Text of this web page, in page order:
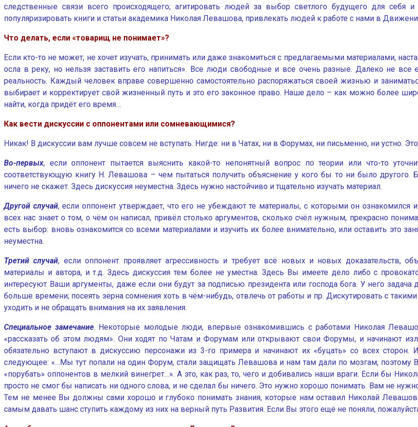
следственные связи всего происходящего; агитировать людей за выбор светлого будущего для
популяризировать книги и статьи академика Николая Левашова, привлекать людей к работе с нами в
Что делать, если «товарищ не понимает»?
Если кто-то не может, не хочет изучать, принимать или даже знакомиться с предлагаемыми материалами,
осла в реку, но нельзя заставить его напиться». Все люди свободные и все очень разные. Далеко не все
реальность. Каждый человек вправе совершенно самостоятельно распоряжаться своей жизнью и
выбирает и корректирует свой жизненный путь и это его законное право. Наше дело – как можно более
найти, когда придёт его время…
Как вести дискуссии с оппонентами или сомневающимися?
Никак! В дискуссии вам лучше совсем не вступать. Нигде: ни в Чатах, ни в Форумах, ни письменно, ни устно.
Во-первых, если оппонент пытается выяснить какой-то непонятный вопрос по теории или что-то
соответствующую книгу Н. Левашова – чем пытаться получить объяснение у кого бы то ни было
ничего не скажет. Здесь дискуссия неуместна. Здесь нужно настойчиво и тщательно изучать материал.
Другой случай, если оппонент утверждает, что его не убеждают те материалы, с которыми он
всех нас знает о том, о чём он написал, привёл столько аргументов, сколько счёл нужным, прекрасно
есть выбор: вновь ознакомится со всеми материалами и изучить их более внимательно, или оставить это
неуместна.
Третий случай, если оппонент проявляет агрессивность и требует всё новых и новых доказательств,
материалы и автора, и т.д. Здесь дискуссия тем более не уместна. Здесь Вы имеете дело либо с
интересуют Ваши аргументы, даже если они будут за подписью президента или господа бога. У него
больше времени; посеять зёрна сомнения хоть в чём-нибудь, отвлечь от работы и пр. Дискутировать с
уходить и не обращать внимания на их заявления.
Специальное замечание. Некоторые молодые люди, впервые ознакомившись с работами Николая
«рассказать об этом людям». Они ходят по Чатам и Форумам или открывают свои Форумы, и начинают
обязательно вступают в дискуссию персонажи из 3-го примера и начинают их «буцать» со всех
следующее: «…Мы тут попали на один Форум, стали защищать Левашова и нам там дали по мозгам,
«порубать» оппонентов в мелкий винегрет…». А это, как раз, то, чего и добивались наши враги. Если бы
просто не смог бы написать ни одного слова, и не сделал бы ничего. Это нужно хорошо понимать. Вам не
Тем не менее Вы должны сами хорошо и глубоко понимать знания, которые нам оставил Николай
самым давать шанс ступить каждому из них на верный путь Развития. Если Вы этого ещё не поняли,